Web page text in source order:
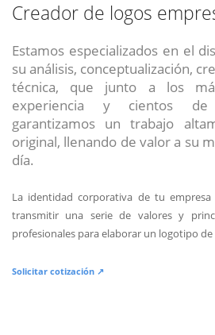
Creador de logos
Estamos especializados en el
su análisis, conceptualización,
técnica, que junto a los
experiencia y cientos de
garantizamos un trabajo
original, llenando de valor a su
día.
La identidad corporativa de tu
transmitir una serie de valores y
profesionales para elaborar un logotipo de
Solicitar cotización ↗